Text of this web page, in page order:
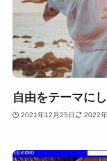
自由をテーマに
2021年12月25日 2022